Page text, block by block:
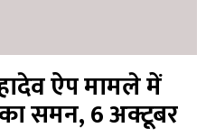
ऐप मामले में
समन, 6 अक्टूबर